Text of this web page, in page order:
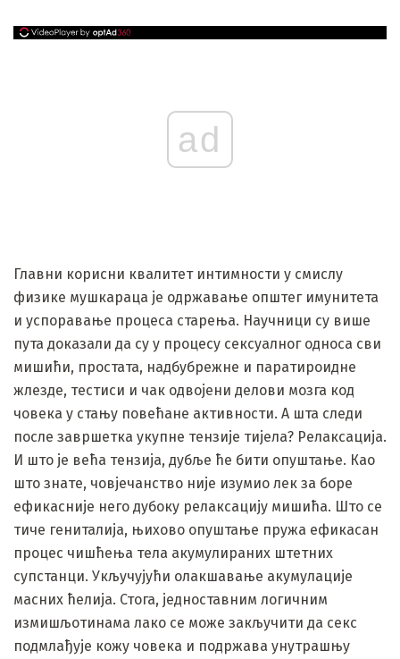
ad
Главни корисни квалитет интимности у смислу
физике мушкараца је одржавање општег имунитета
и успоравање процеса старења. Научници су више
пута доказали да су у процесу сексуалног односа сви
мишићи, простата, надбубрежне и паратироидне
жлезде, тестиси и чак одвојени делови мозга код
човека у стању повећане активности. А шта следи
после завршетка укупне тензије тијела? Релаксација.
И што је већа тензија, дубље ће бити опуштање. Као
што знате, човјечанство није изумио лек за боре
ефикасније него дубоку релаксацију мишића. Што се
тиче гениталија, њихово опуштање пружа ефикасан
процес чишћења тела акумулираних штетних
супстанци. Укључујући олакшавање акумулације
масних ћелија. Стога, једноставним логичним
измишљотинама лако се може закључити да секс
подмлађује кожу човека и подржава унутрашњу